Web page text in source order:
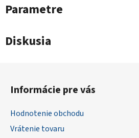
Parametre
Diskusia
Informácie pre vás
Hodnotenie obchodu
Vrátenie tovaru